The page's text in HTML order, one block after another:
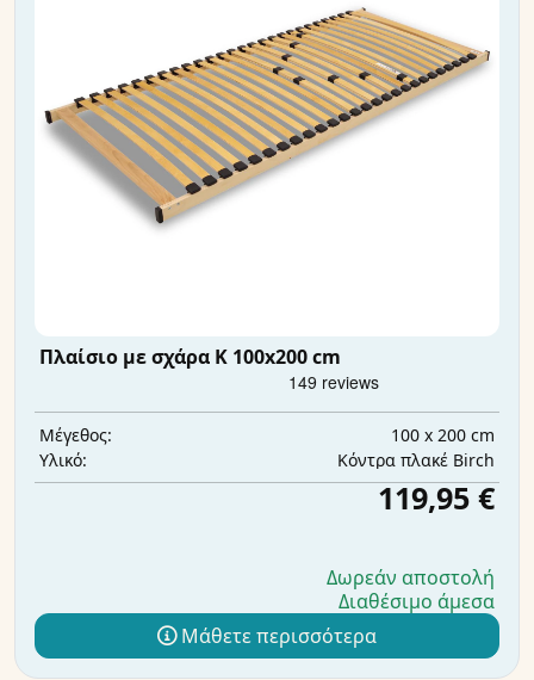
Πλαίσιο με σχάρα K 100x200 cm
Μέγεθος:
100 x 200 cm
Υλικό:
Κόντρα πλακέ Birch
119,95 €
Δωρεάν αποστολή
Διαθέσιμο άμεσα
Μάθετε περισσότερα